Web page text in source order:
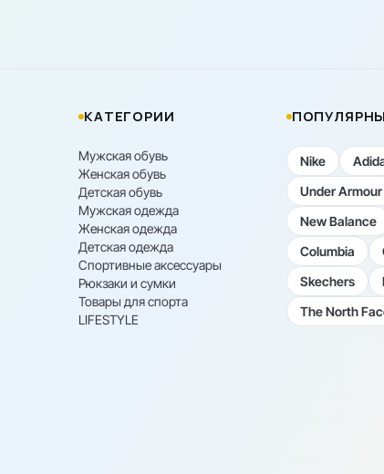
КАТЕГОРИИ
Мужская обувь
Женская обувь
Детская обувь
Мужская одежда
Женская одежда
Детская одежда
Спортивные аксессуары
Рюкзаки и сумки
Товары для спорта
LIFESTYLE
Nike
Under Armour
New Balance
Columbia
Skechers
The North